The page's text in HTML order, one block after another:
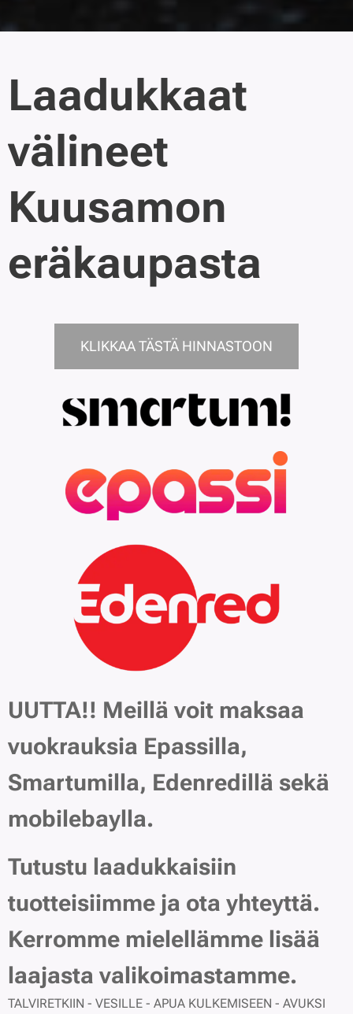
Laadukkaat
välineet
Kuusamon
eräkaupasta
KLIKKAA TÄSTÄ HINNASTOON
UUTTA!! Meillä voit maksaa
vuokrauksia Epassilla,
Smartumilla, Edenredillä sekä
mobilebaylla.
Tutustu laadukkaisiin
tuotteisiimme ja ota yhteyttä.
Kerromme mielellämme lisää
laajasta valikoimastamme.
TALVIRETKIIN - VESILLE - APUA KULKEMISEEN - AVUKSI